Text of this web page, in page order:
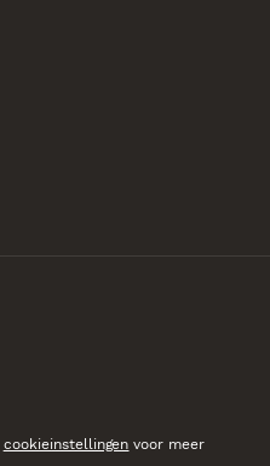
cookieinstellingen voor meer